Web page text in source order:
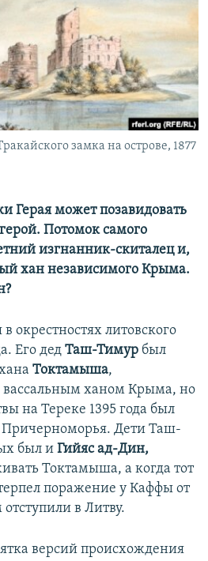
замка на острове, 1877
может позавидовать
Потомок самого
изгнанник-скиталец и,
хан независимого Крыма.
в окрестностях литовского
Его дед Таш-Тимур был
Токтамыша,
ханом Крыма, но
на Тереке 1395 года был
Дети Таш-
был и Гийяс ад-Дин,
Токтамыша, а когда тот
поражение у Каффы от
в Литву.
версий происхождения